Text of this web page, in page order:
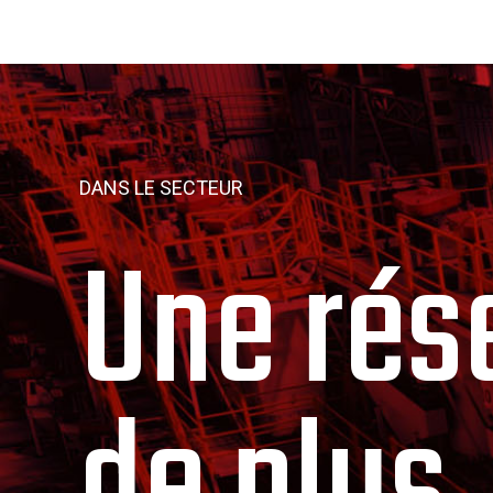
DANS LE SECTEUR
Une